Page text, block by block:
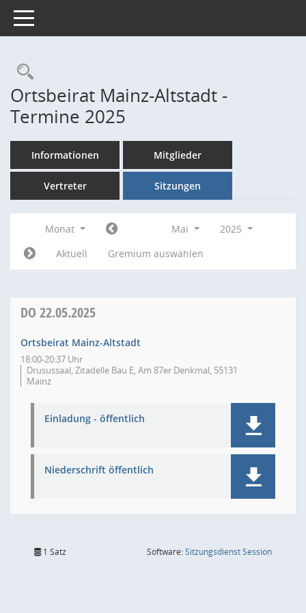
Toggle navigation
Rechercheauswahl
Ortsbeirat Mainz-Altstadt -
Termine 2025
Informationen Mitglieder
Vertreter Sitzungen
Monat Mai
2025
Aktuell
Gremium auswählen
DO 22.05.2025
Ortsbeirat Mainz-Altstadt
18:00-20:37 Uhr
Drusussaal, Zitadelle Bau E, Am 87er Denkmal, 55131
Mainz
Einladung - öffentlich
Niederschrift öffentlich
1 Satz Software:SitzungsdienstSession(Wird in